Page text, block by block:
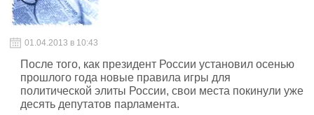
01.04.2013 в 10:43
После того, как президент России установил осенью
прошлого года новые правила игры для
политической элиты России, свои места покинули уже
десять депутатов парламента.